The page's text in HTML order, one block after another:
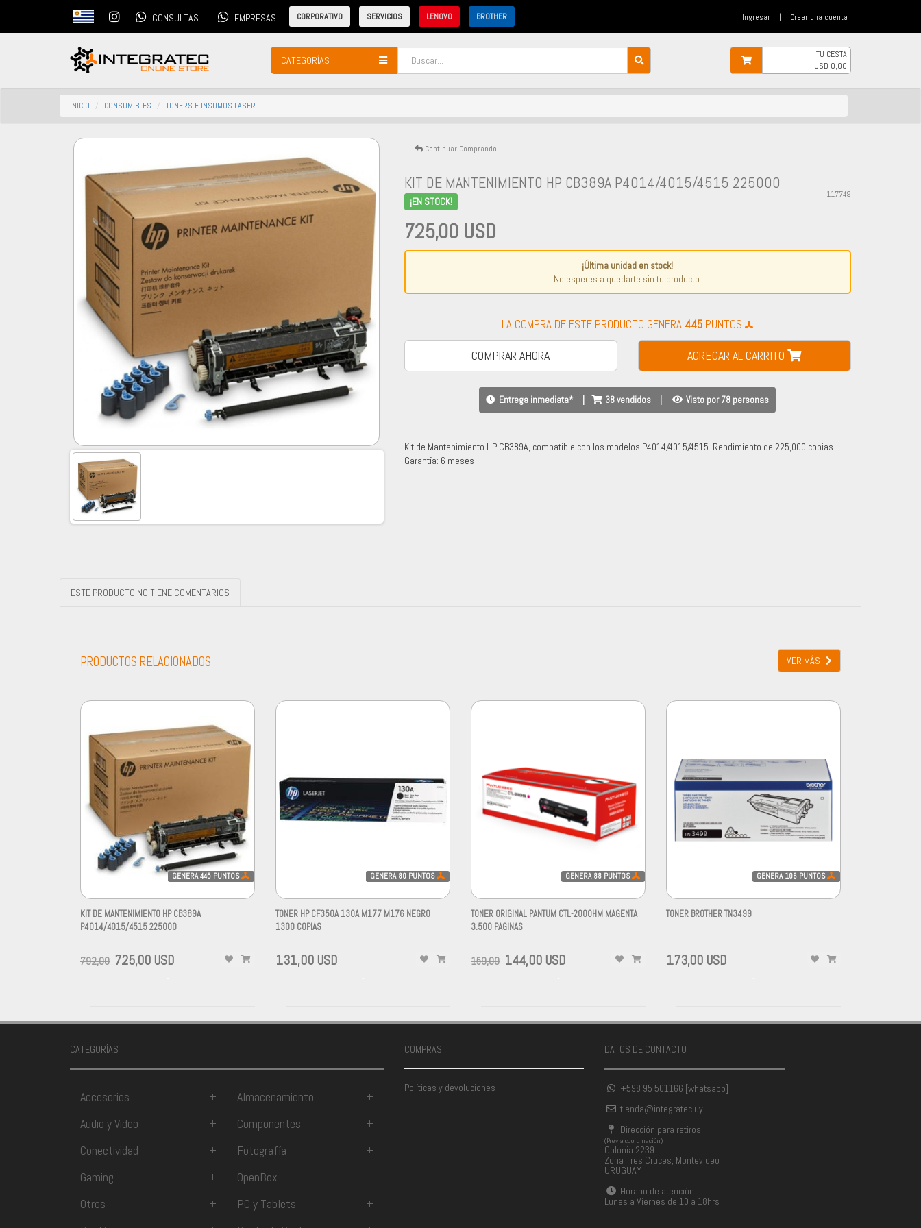
CONSULTAS EMPRESAS CORPORATIVO SERVICIOS LENOVO BROTHER Ingresar | Crear una cuenta
CATEGORÍAS
TU CESTA
USD 0,00
INICIO CONSUMIBLES TONERS E INSUMOS LASER
Continuar Comprando
KIT DE MANTENIMIENTO HP CB389A P4014/4015/4515 225000
¡EN STOCK!
117749
725,00 USD
¡Última unidad en stock!
No esperes a quedarte sin tu producto.
LA COMPRA DE ESTE PRODUCTO GENERA 445 PUNTOS
COMPRAR AHORA AGREGAR AL CARRITO
Entrega inmediata* 38 vendidos Visto por 78 personas
Kit de Mantenimiento HP CB389A, compatible con los modelos P4014/4015/4515. Rendimiento de 225,000 copias.
Garantía: 6 meses
ESTE PRODUCTO NO TIENE COMENTARIOS
PRODUCTOS RELACIONADOS VER MÁS
GENERA445 PUNTOS
KIT DE MANTENIMIENTO HP CB389A
P4014/4015/4515 225000
792,00 725,00 USD
GENERA 80 PUNTOS
TONER HP CF350A 130A M177 M176 NEGRO
1300 COPIAS
131,00 USD
GENERA 88 PUNTOS
TONER ORIGINAL PANTUM CTL-2000HM MAGENTA
3.500 PAGINAS
159,00 144,00 USD
GENERA 106 PUNTOS
TONER BROTHER TN3499
173,00 USD
CATEGORÍAS
Accesorios + Almacenamiento
+
Audio y Video
+ Componentes
+
Conectividad
+ Fotografía
+
Gaming
+
OpenBox
Otros
+ PC y Tablets
+
COMPRAS
Políticas y devoluciones
DATOS DE CONTACTO
+598 95 501166 [whatsapp]
tienda@integratec.uy
Dirección para retiros:
(Previa coordinación)
Colonia 2239
Zona Tres Cruces, Montevideo
URUGUAY
Horario de atención:
Lunes a Viernes de 10 a 18hrs